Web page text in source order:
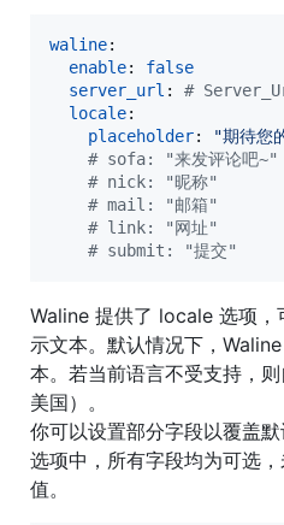
waline:
enable: false
server_url : #
locale:
placeholder: "期待您
# sofa: "来发评论吧~"
# nick: "昵称"
# mail: "邮箱"
# link: "网址"
# submit: "提交"
Waline 提供了 locale 选项，
示文本。默认情况下，
本。若当前语言不受支持，
美国）。
你可以设置部分字段以覆盖
选项中，所有字段均为可选
值。